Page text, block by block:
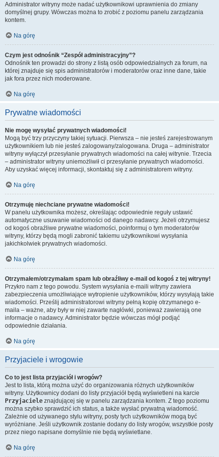
Administrator witryny może nadać użytkownikowi uprawnienia do zmiany
domyślnej grupy. Wówczas można to zrobić z poziomu panelu zarządzania
kontem.
Na górę
Czym jest odnośnik “Zespół administracyjny”?
Odnośnik ten prowadzi do strony z listą osób odpowiedzialnych za forum, na
której znajduje się spis administratorów i moderatorów oraz inne dane, takie
jak fora przez nich moderowane.
Na górę
Prywatne wiadomości
Nie mogę wysyłać prywatnych wiadomości!
Mogą być trzy przyczyny takiej sytuacji. Pierwsza – nie jesteś zarejestrowanym
użytkownikiem lub nie jesteś zalogowany/zalogowana. Druga – administrator
witryny wyłączył przesyłanie prywatnych wiadomości na całej witrynie. Trzecia
– administrator witryny uniemożliwił ci przesyłanie prywatnych wiadomości.
Aby uzyskać więcej informacji, skontaktuj się z administratorem witryny.
Na górę
Otrzymuję niechciane prywatne wiadomości!
W panelu użytkownika możesz, określając odpowiednie reguły ustawić
automatyczne usuwanie wiadomości od danego nadawcy. Jeżeli otrzymujesz
od kogoś obraźliwe prywatne wiadomości, poinformuj o tym moderatorów
witryny, którzy będą mogli zabronić takiemu użytkownikowi wysyłania
jakichkolwiek prywatnych wiadomości.
Na górę
Otrzymałem/otrzymałam spam lub obraźliwy e-mail od kogoś z tej witryny!
Przykro nam z tego powodu. System wysyłania e-maili witryny zawiera
zabezpieczenia umożliwiające wytropienie użytkowników, którzy wysyłają takie
wiadomości. Prześlij administratorowi witryny pełną kopię otrzymanego e-
maila – ważne, aby były w niej zawarte nagłówki, ponieważ zawierają one
informacje o nadawcy. Administrator będzie wówczas mógł podjąć
odpowiednie działania.
Na górę
Przyjaciele i wrogowie
Co to jest lista przyjaciół i wrogów?
Jest to lista, którą można użyć do organizowania różnych użytkowników
witryny. Użytkownicy dodani do listy przyjaciół będą wyświetleni na karcie
Przyjaciele znajdującej się w panelu zarządzania kontem. Z tego poziomu
można szybko sprawdzić ich status, a także wysłać prywatną wiadomość.
Zależnie od używanego stylu witryny, posty tych użytkowników mogą być
wyróżniane. Jeśli użytkownik zostanie dodany do listy wrogów, wszystkie posty
przez niego napisane domyślnie nie będą wyświetlane.
Na górę